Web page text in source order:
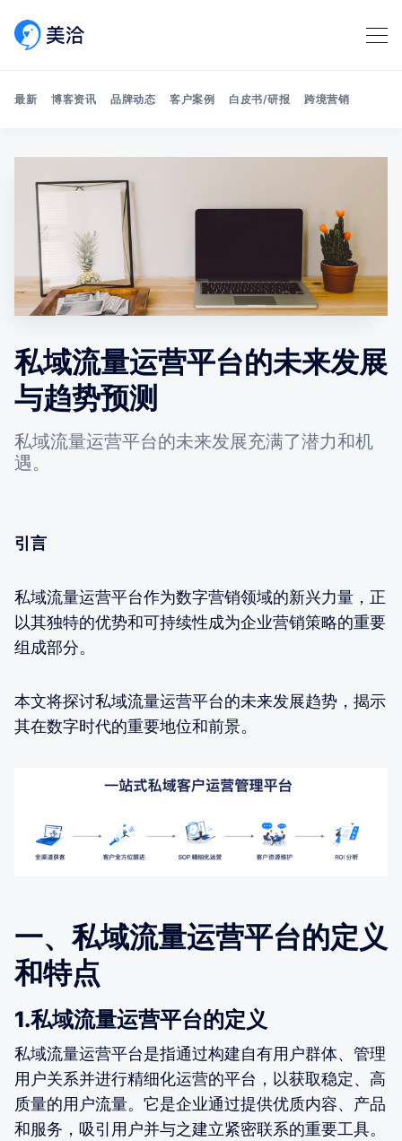
Search 美洽博客
最新 博客资讯 品牌动态 客户案例 白皮书/研报 跨境营销
私域流量运营平台的未来发展
与趋势预测
私域流量运营平台的未来发展充满了潜力和机
遇。
引言
私域流量运营平台作为数字营销领域的新兴力量，正
以其独特的优势和可持续性成为企业营销策略的重要
组成部分。
本文将探讨私域流量运营平台的未来发展趋势，揭示
其在数字时代的重要地位和前景。
一、私域流量运营平台的定义
和特点
1.私域流量运营平台的定义
私域流量运营平台是指通过构建自有用户群体、管理
用户关系并进行精细化运营的平台，以获取稳定、高
质量的用户流量。它是企业通过提供优质内容、产品
和服务，吸引用户并与之建立紧密联系的重要工具。